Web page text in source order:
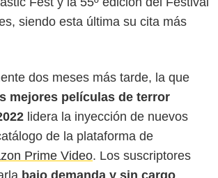
siendo esta última su cita más
dos meses más tarde, la que
mejores películas de terror
lidera la inyección de nuevos
de la plataforma de
Prime Video. Los suscriptores
bajo demanda y sin cargo